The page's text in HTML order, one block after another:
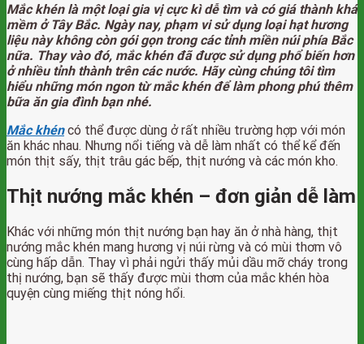
Mắc khén là một loại gia vị cực kì dễ tìm và có giá thành khá
mềm ở Tây Bắc. Ngày nay, phạm vi sử dụng loại hạt hương
liệu này không còn gói gọn trong các tỉnh miền núi phía Bắc
nữa. Thay vào đó, mắc khén đã được sử dụng phổ biến hơn
ở nhiều tỉnh thành trên các nước. Hãy cùng chúng tôi tìm
hiểu những món ngon từ mắc khén để làm phong phú thêm
bữa ăn gia đình bạn nhé.
Mắc khéncó thể được dùng ở rất nhiều trường hợp với món
ăn khác nhau. Nhưng nổi tiếng và dễ làm nhất có thể kể đến
món thịt sấy, thịt trâu gác bếp, thịt nướng và các món kho.
Thịt nướng mắc khén – đơn giản dễ làm
Khác với những món thịt nướng bạn hay ăn ở nhà hàng, thịt
nướng mắc khén mang hương vị núi rừng và có mùi thơm vô
cùng hấp dẫn. Thay vì phải ngửi thấy mủi dầu mỡ cháy trong
thị nướng, bạn sẽ thấy được mùi thơm của mắc khén hòa
quyện cùng miếng thịt nóng hổi.